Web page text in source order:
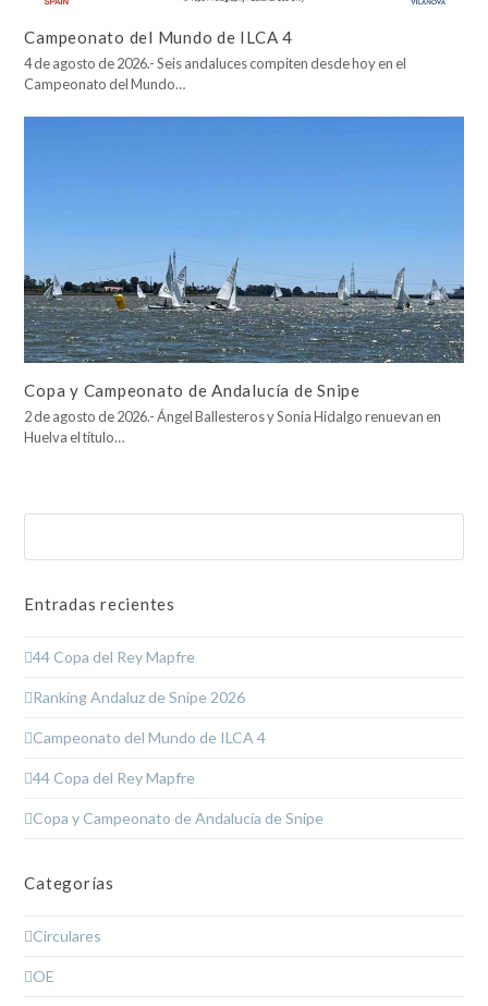
Campeonato del Mundo de ILCA 4
4 de agosto de 2026.- Seis andaluces compiten desde hoy en el
Campeonato del Mundo…
Copa y Campeonato de Andalucía de Snipe
2 de agosto de 2026.- Ángel Ballesteros y Sonia Hidalgo renuevan en
Huelva el título…
Entradas recientes
44 Copa del Rey Mapfre
Ranking Andaluz de Snipe 2026
Campeonato del Mundo de ILCA 4
44 Copa del Rey Mapfre
Copa y Campeonato de Andalucía de Snipe
Categorías
Circulares
OE